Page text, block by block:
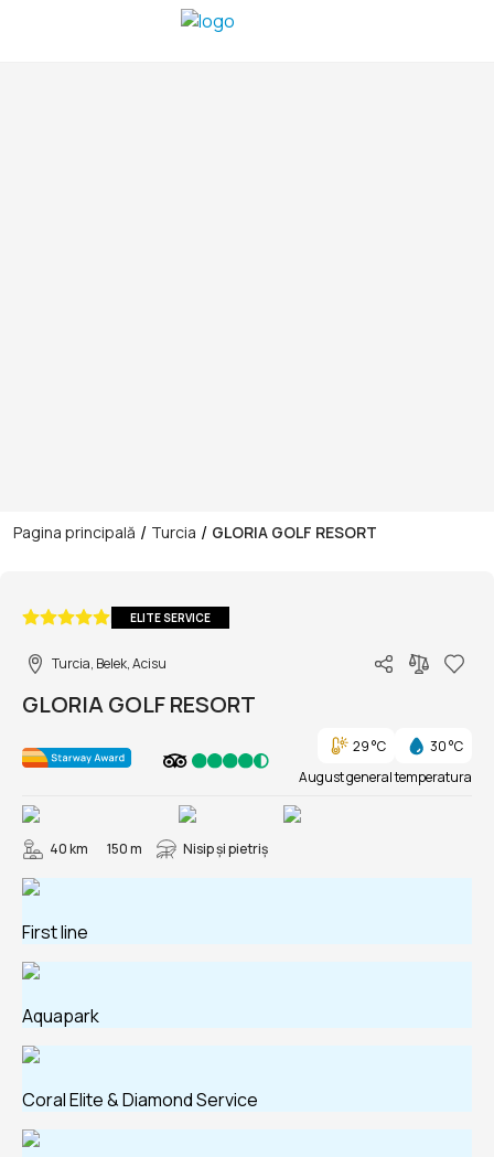
Pagina principală / Turcia / GLORIA GOLF RESORT
ELITE SERVICE
Turcia, Belek, Acisu
GLORIA GOLF RESORT
29 °C
30 °C
August general temperatura
40 km 150 m Nisip și pietriş
First line
Aquapark
Coral Elite & Diamond Service